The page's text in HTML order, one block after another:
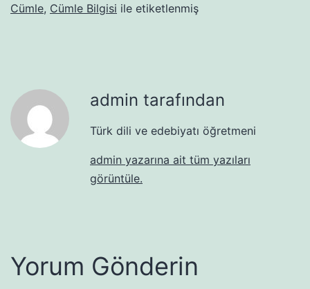
Cümle, Cümle Bilgisi ile etiketlenmiş
admin tarafından
Türk dili ve edebiyatı öğretmeni
admin yazarına ait tüm yazıları
görüntüle.
Yorum Gönderin